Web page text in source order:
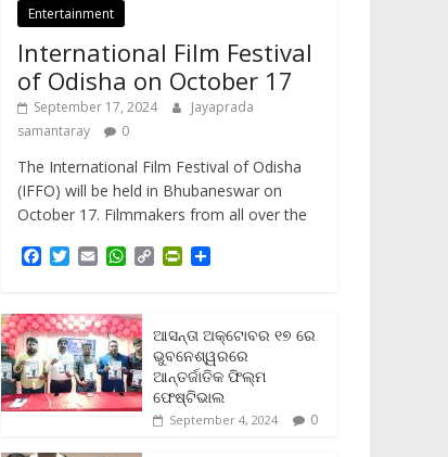
Entertainment
International Film Festival
of Odisha on October 17
September 17, 2024
Jayaprada
samantaray
0
The International Film Festival of Odisha
(IFFO) will be held in Bhubaneswar on
October 17. Filmmakers from all over the
e
b
o
o
k
T
t
t
e
r
E
i
l
W
t
s
A
p
p
C
L
i
n
k
P
t
F
r
i
e
n
e
ଆସନ୍ତା ଅକ୍ଟୋବର ୧୭ ରେ
ଭୁବନେଶ୍ୱରରେ
ଆନ୍ତର୍ଜାତିକ ଫିଲ୍ମ
ଫେଷ୍ଟିଭାଲ
September 4, 2024 0